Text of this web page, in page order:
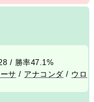
/ 勝率47.1%
サ / アナコンダ / ウロ